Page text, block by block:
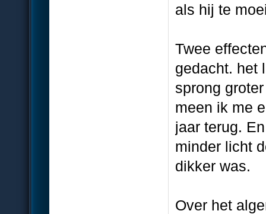
als hij te
Twee
gedacht. het
sprong
meen ik me
jaar terug.
minder licht
dikker was.
Over het